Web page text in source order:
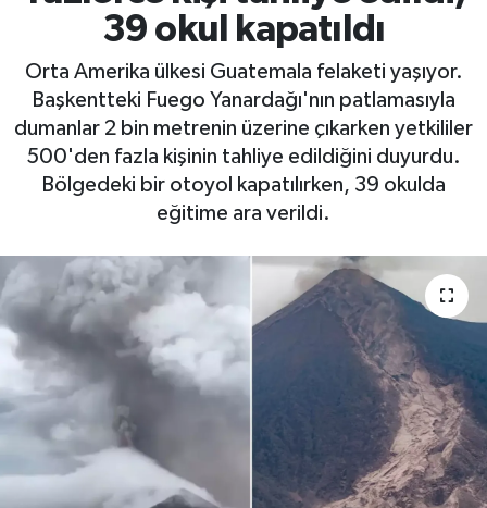
39 okul kapatıldı
Orta Amerika ülkesi Guatemala felaketi yaşıyor.
Başkentteki Fuego Yanardağı'nın patlamasıyla
dumanlar 2 bin metrenin üzerine çıkarken yetkililer
500'den fazla kişinin tahliye edildiğini duyurdu.
Bölgedeki bir otoyol kapatılırken, 39 okulda
eğitime ara verildi.
Son Dakika Haberleri
Haber Arşivi